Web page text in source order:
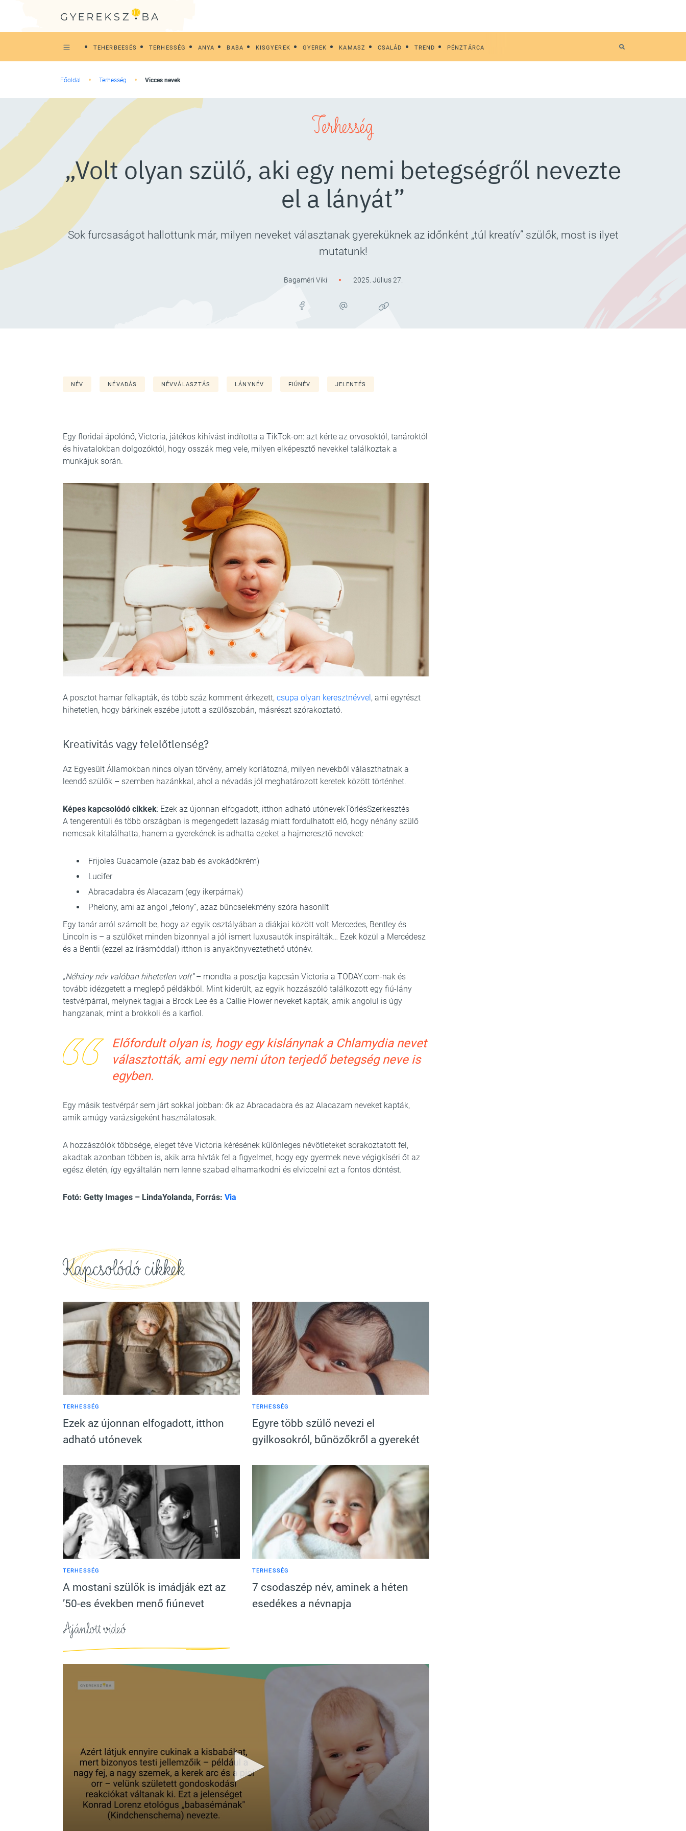
TEHERBEESÉS TERHESSÉG ANYA BABA KISGYEREK GYEREK KAMASZ CSALÁD TREND PÉNZTÁRCA
Főoldal Terhesség Vicces nevek
Terhesség
„Volt olyan szülő, aki egy nemi betegségről nevezte
el a lányát”
Sok furcsaságot hallottunk már, milyen neveket választanak gyereküknek az időnként „túl kreatív” szülők, most is ilyet
mutatunk!
Bagaméri Viki 2025. Július 27.
NÉV NÉVADÁS NÉVVÁLASZTÁS LÁNYNÉV FIÚNÉV JELENTÉS
Egy floridai ápolónő, Victoria, játékos kihívást indította a TikTok-on: azt kérte az orvosoktól, tanároktól
és hivatalokban dolgozóktól, hogy osszák meg vele, milyen elképesztő nevekkel találkoztak a
munkájuk során.
A posztot hamar felkapták, és több száz komment érkezett, csupa olyan keresztnévvel, ami egyrészt
hihetetlen, hogy bárkinek eszébe jutott a szülőszobán, másrészt szórakoztató.
Kreativitás vagy felelőtlenség?
Az Egyesült Államokban nincs olyan törvény, amely korlátozná, milyen nevekből választhatnak a
leendő szülők – szemben hazánkkal, ahol a névadás jól meghatározott keretek között történhet.
Képes kapcsolódó cikkek: Ezek az újonnan elfogadott, itthon adható utónevekTörlésSzerkesztés
A tengerentúli és több országban is megengedett lazaság miatt fordulhatott elő, hogy néhány szülő
nemcsak kitalálhatta, hanem a gyerekének is adhatta ezeket a hajmeresztő neveket:
Frijoles Guacamole (azaz bab és avokádókrém)
Lucifer
Abracadabra és Alacazam (egy ikerpárnak)
Phelony, ami az angol „felony”, azaz bűncselekmény szóra hasonlít
Egy tanár arról számolt be, hogy az egyik osztályában a diákjai között volt Mercedes, Bentley és
Lincoln is – a szülőket minden bizonnyal a jól ismert luxusautók inspirálták… Ezek közül a Mercédesz
és a Bentli (ezzel az írásmóddal) itthon is anyakönyveztethető utónév.
„Néhány név valóban hihetetlen volt”– mondta a posztja kapcsán Victoria a TODAY.com-nak és
tovább idézgetett a meglepő példákból. Mint kiderült, az egyik hozzászóló találkozott egy fiú-lány
testvérpárral, melynek tagjai a Brock Lee és a Callie Flower neveket kapták, amik angolul is úgy
hangzanak, mint a brokkoli és a karfiol.
Előfordult olyan is, hogy egy kislánynak a Chlamydia nevet
választották, ami egy nemi úton terjedő betegség neve is
egyben.
Egy másik testvérpár sem járt sokkal jobban: ők az Abracadabra és az Alacazam neveket kapták,
amik amúgy varázsigeként használatosak.
A hozzászólók többsége, eleget téve Victoria kérésének különleges névötleteket sorakoztatott fel,
akadtak azonban többen is, akik arra hívták fel a figyelmet, hogy egy gyermek neve végigkíséri őt az
egész életén, így egyáltalán nem lenne szabad elhamarkodni és elviccelni ezt a fontos döntést.
Fotó: Getty Images – LindaYolanda, Forrás: Via
Kapcsolódó cikkek
TERHESSÉG
Ezek az újonnan elfogadott, itthon
adható utónevek
TERHESSÉG
Egyre több szülő nevezi el
gyilkosokról, bűnözőkről a gyerekét
TERHESSÉG
A mostani szülők is imádják ezt az
’50-es években menő fiúnevet
TERHESSÉG
7 csodaszép név, aminek a héten
esedékes a névnapja
Ajánlott videó